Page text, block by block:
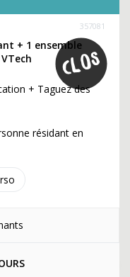
357081
+ 1 ensemble
+ Taguez des
résidant en